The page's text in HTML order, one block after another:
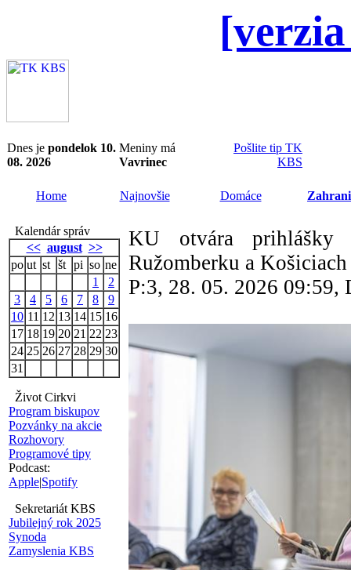
Dnes je pondelok 10.
08. 2026
Meniny má
Vavrinec
Pošlite tip TK
KBS
Home Najnovšie Domáce
Kalendár správ
<< august >>
po ut st št pi so ne
1
2
3
4 5 6 7 8
9
10 11 12 13 14 15 16
17 18 19 20 21 22 23
24 25 26 27 28 29 30
31
Život Cirkvi
Program biskupov
Pozvánky na akcie
Rozhovory
Programové tipy
Podcast:
Apple|Spotify
Sekretariát KBS
Jubilejný rok 2025
Synoda
Zamyslenia KBS
KU otvára
Ružomberku a Košiciach
P:3, 28. 05. 2026 09:59,